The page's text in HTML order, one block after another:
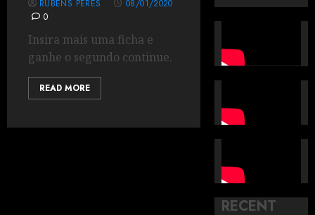
RUBENS PERES
08/01/2020
0
Insira mais uma ficha e
ganhe o segundo continue.
READ MORE
RECENT